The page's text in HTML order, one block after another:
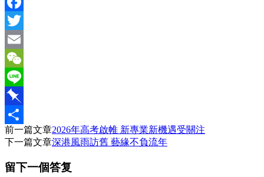
Facebook
Twitter
Email
WeChat
Line
Pinboard
分
前一篇文章2026年高考啟帷 新專業新機遇受關注
下一篇文章深港風雨訪舊 藝緣不負流年
留下一個答复